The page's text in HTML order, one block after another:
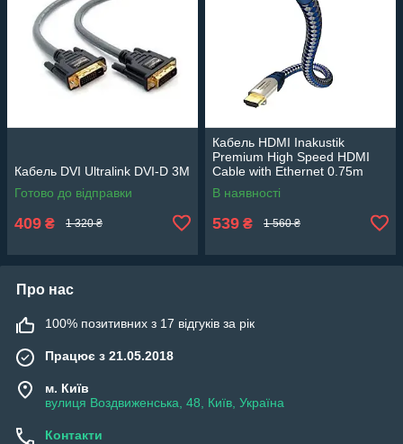
Кабель DVI Ultralink DVI-D 3М
Готово до відправки
409 ₴ 1 320 ₴
Кабель HDMI Inakustik
Premium High Speed HDMI
Cable with Ethernet 0.75m
В наявності
539 ₴ 1 560 ₴
Про нас
100% позитивних з 17 відгуків за рік
Працює з 21.05.2018
м. Київ
вулиця Воздвиженська, 48, Київ, Україна
Контакти